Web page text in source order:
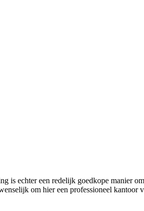
is echter een redelijk goedkope manier
om hier een professioneel kantoor